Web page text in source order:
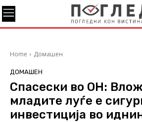
Home Домашен
ДОМАШЕН
Спасески во ОН:
младите луѓе е
инвестиција во